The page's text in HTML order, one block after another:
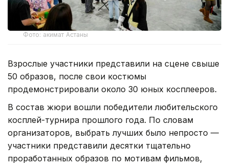
Фото: акимат Астаны
Взрослые участники представили на сцене свыше
50 образов, после свои костюмы
продемонстрировали около 30 юных косплееров.
В состав жюри вошли победители любительского
косплей-турнира прошлого года. По словам
организаторов, выбрать лучших было непросто —
участники представили десятки тщательно
проработанных образов по мотивам фильмов,